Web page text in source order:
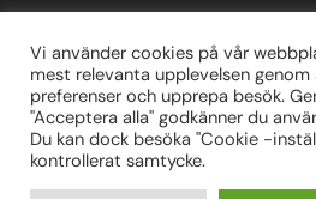
Vi använder cookies på vår
mest relevanta upplevelsen
preferenser och upprepa besök.
"Acceptera alla" godkänner du
Du kan dock besöka "Cookie -
kontrollerat samtycke.